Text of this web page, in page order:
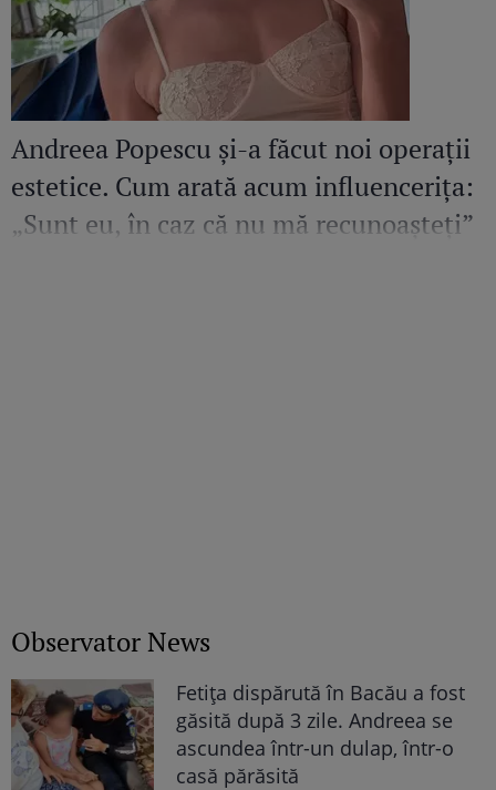
Andreea Popescu și-a făcut noi operații
estetice. Cum arată acum influencerița:
„Sunt eu, în caz că nu mă recunoașteți”
Observator News
Fetiţa dispărută în Bacău a fost
găsită după 3 zile. Andreea se
ascundea într-un dulap, într-o
casă părăsită